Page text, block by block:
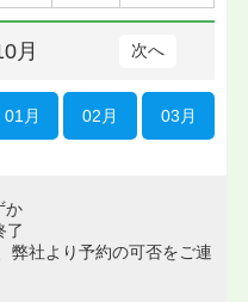
月 次へ
01月 02月 03月
か
了
弊社より予約の可否をご連